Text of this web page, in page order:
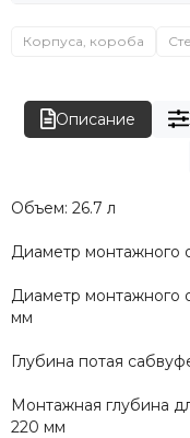
Корпуса, короба
Описание
Объем: 26.7 л
Диаметр монтажного
Диаметр монтажного
мм
Глубина потая
Монтажная глубина
220 мм